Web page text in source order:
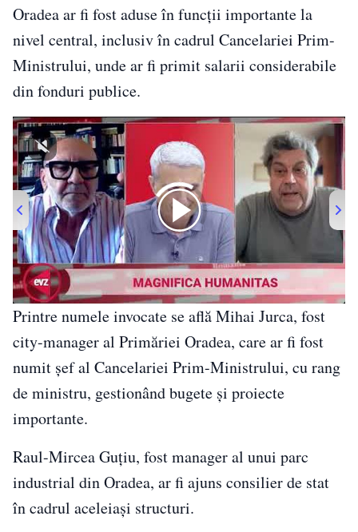
Oradea ar fi fost aduse în funcții importante la
nivel central, inclusiv în cadrul Cancelariei Prim-
Ministrului, unde ar fi primit salarii considerabile
din fonduri publice.
00:00/ 05:04
Printre numele invocate se află Mihai Jurca, fost
city-manager al Primăriei Oradea, care ar fi fost
numit șef al Cancelariei Prim-Ministrului, cu rang
de ministru, gestionând bugete și proiecte
importante.
Raul-Mircea Guțiu, fost manager al unui parc
industrial din Oradea, ar fi ajuns consilier de stat
în cadrul aceleiași structuri.